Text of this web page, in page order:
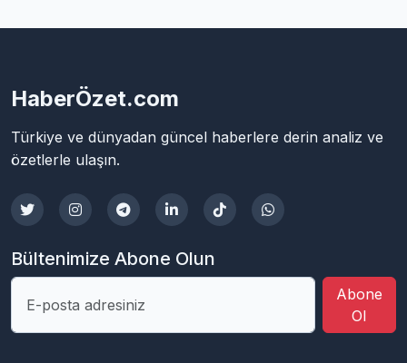
HaberÖzet.com
Türkiye ve dünyadan güncel haberlere derin analiz ve
özetlerle ulaşın.
Bültenimize Abone Olun
Abone
Ol